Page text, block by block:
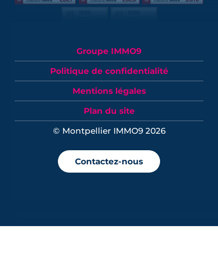
Groupe IMMO9
Politique de confidentialité
Mentions légales
Plan du site
© Montpellier IMMO9 2026
Contactez-nous